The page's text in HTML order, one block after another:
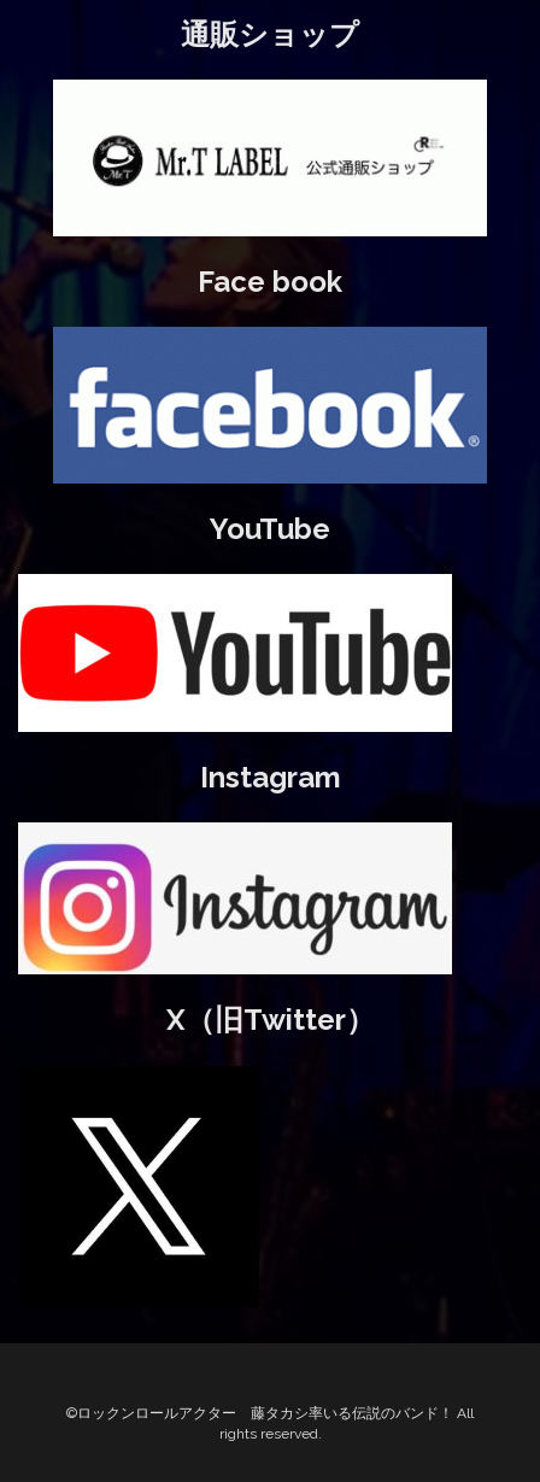
通販ショップ
Face book
YouTube
Instagram
X（旧Twitter）
©ロックンロールアクター 藤タカシ率いる伝説のバンド！ All
rights reserved.